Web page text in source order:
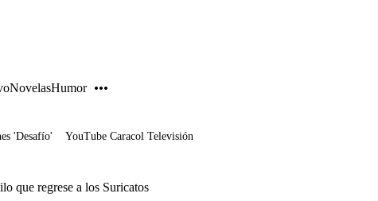
NovelasHumor
'Desafío' YouTube Caracol Televisión
que regrese a los Suricatos